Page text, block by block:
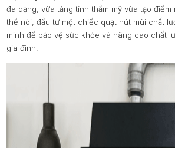
đa dạng, vừa tăng tính thẩm mỹ vừa tạo
thể nói, đầu tư một chiếc quạt hút mùi chất
minh để bảo vệ sức khỏe và nâng cao chất
gia đình.